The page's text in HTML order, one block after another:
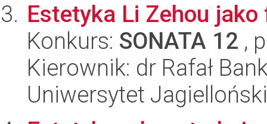
Estetyka Li Zehou
Konkurs: SONATA 12 ,
Kierownik: dr Rafał
Uniwersytet